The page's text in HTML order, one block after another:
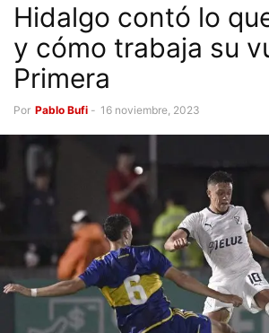
Hidalgo contó lo
y cómo trabaja su
Primera
Por Pablo Bufi - 16 noviembre, 2023